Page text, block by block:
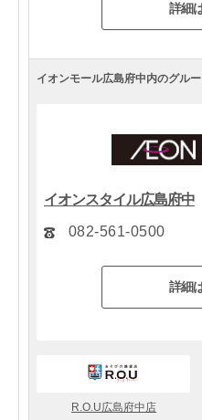
詳細
イオンモール広島府中内のグル
イオンスタイル広島府中
082-561-0500
詳細
R.O.U広島府中店